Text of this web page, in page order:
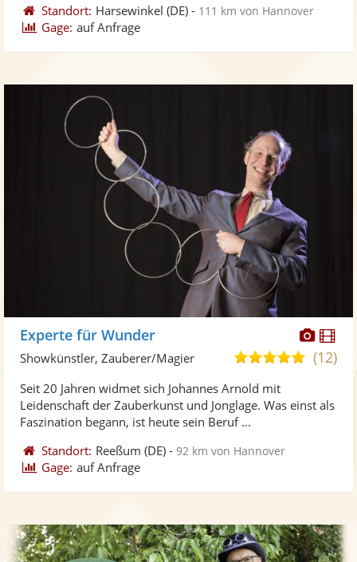
Standort: Harsewinkel (DE) - 111 km von Hannover
Gage: auf Anfrage
Experte für Wunder
4,9(12)
Showkünstler, Zauberer/Magier
Seit 20 Jahren widmet sich Johannes Arnold mit
Leidenschaft der Zauberkunst und Jonglage. Was einst als
Faszination begann, ist heute sein Beruf ...
Standort: Reeßum (DE) -92 km von Hannover
Gage: auf Anfrage